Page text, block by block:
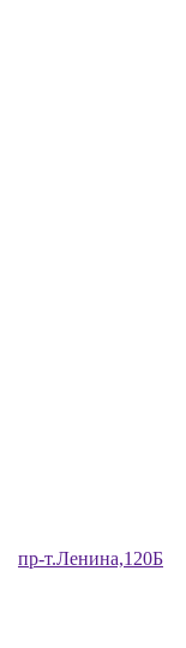
​пр-т.Ленина,120Б​